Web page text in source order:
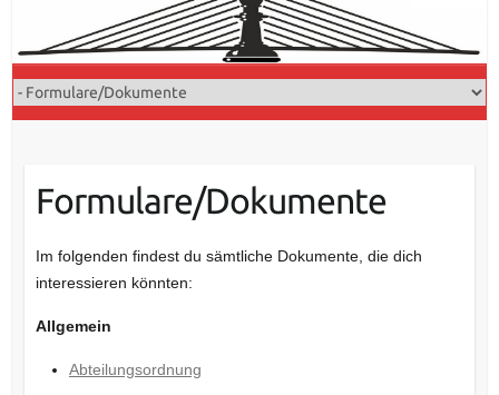
Formulare/Dokumente
Im folgenden findest du sämtliche Dokumente, die dich
interessieren könnten:
Allgemein
Abteilungsordnung